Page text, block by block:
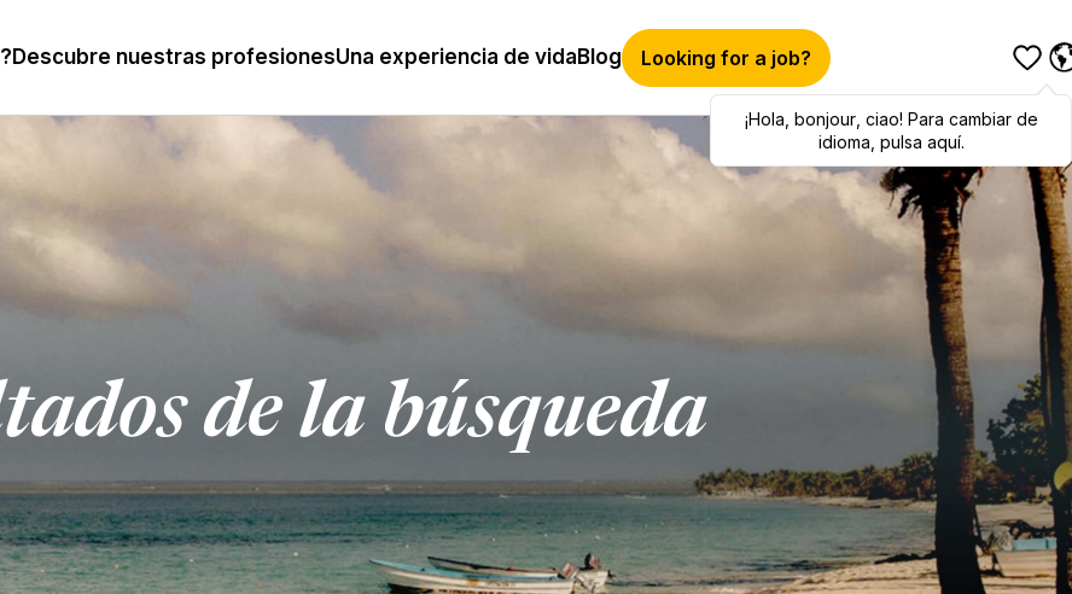
Descubre nuestras profesionesUna experiencia de vida Blog Looking for a job?
Hola,bonjour,ciao! To switch
languages, click here!
¡Hola bonjour, ciao! Para cambiar de
idioma, pulsa aquí.
de la búsqueda